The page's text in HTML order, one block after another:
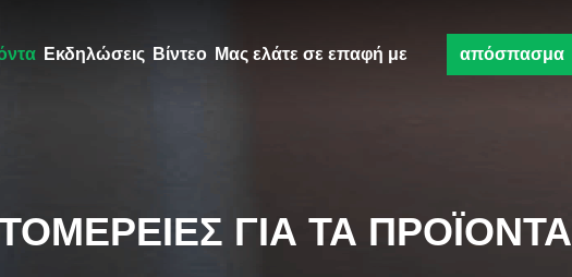
Εκδηλώσεις Βίντεο Μας ελάτε σε επαφή με απόσπασμα
ΓΙΑ ΤΑ ΠΡΟΪΌΝΤΑ